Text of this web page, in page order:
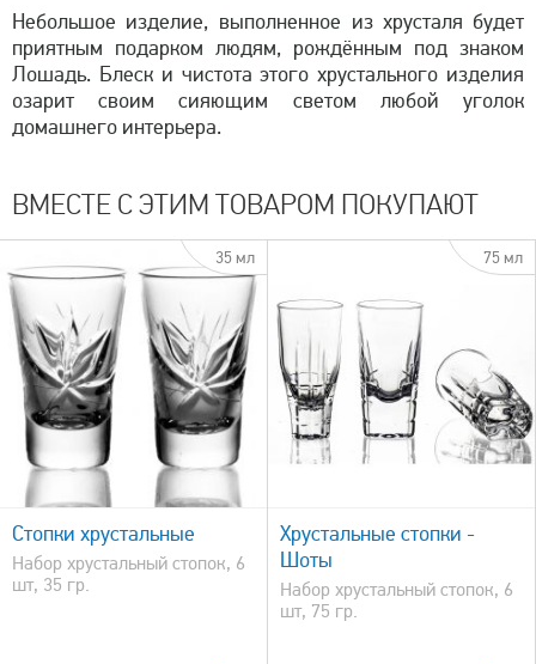
Небольшое изделие, выполненное из хрусталя будет
приятным подарком людям, рождённым под знаком
Лошадь. Блеск и чистота этого хрустального изделия
озарит своим сияющим светом любой уголок
домашнего интерьера.
ВМЕСТЕ С ЭТИМ ТОВАРОМ ПОКУПАЮТ
35 мл
Стопки хрустальные
Набор хрустальный стопок, 6
шт, 35 гр.
75 мл
быстрый просмотр
Хрустальные стопки -
Шоты
Набор хрустальный стопок, 6
шт, 75 гр.